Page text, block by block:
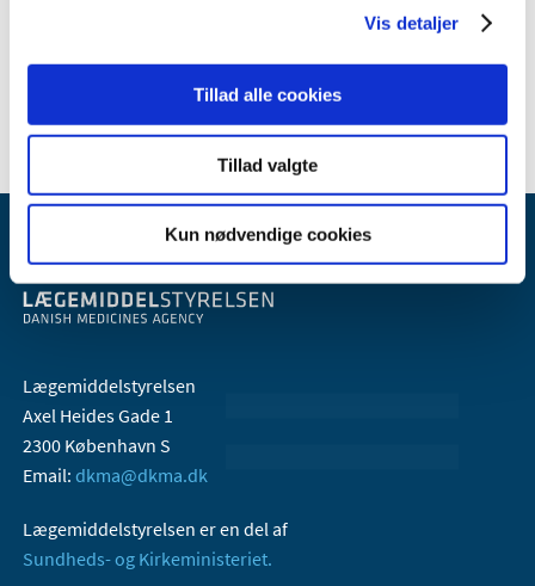
Vis detaljer
Tillad alle cookies
Tillad valgte
Kun nødvendige cookies
Lægemiddelstyrelsen
Axel Heides Gade 1
2300 København S
Email: dkma@dkma.dk
Lægemiddelstyrelsen er en del af
Sundheds- og Kirkeministeriet.